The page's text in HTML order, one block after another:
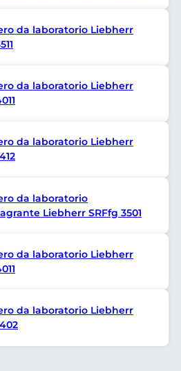
da laboratorio Liebherr
da laboratorio Liebherr
da laboratorio Liebherr
da laboratorio
Liebherr SRFfg 3501
da laboratorio Liebherr
da laboratorio Liebherr